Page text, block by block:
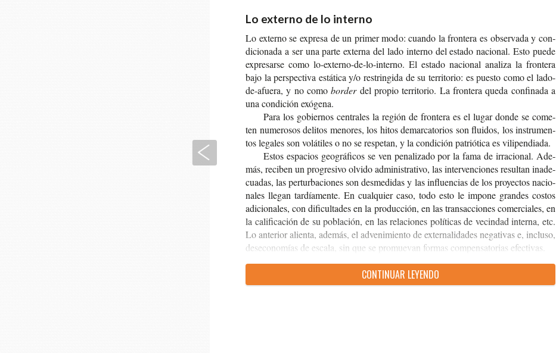
Anterior
Lo externo de lo interno
Lo externo se expre­sa de un pri­mer modo: cuan­do la fron­te­ra es obser­va­da y con­
di­cio­na­da a ser una parte exter­na del lado interno del esta­do nacio­nal. Esto puede
expre­sar­se como lo-​externo-de-lo-interno. El esta­do nacio­nal ana­li­za la fron­te­ra
bajo la pers­pec­ti­va está­ti­ca y/o res­trin­gi­da de su terri­to­rio: es pues­to como el lado-​
de-afuera, y no comoborderdel pro­pio terri­to­rio. La fron­te­ra queda con­fi­na­da a
una con­di­ción exógena.
Para los gobier­nos cen­tra­les la región de fron­te­ra es el lugar donde se come­
ten nume­ro­sos deli­tos meno­res, los hitos demar­ca­to­rios son flui­dos, los ins­tru­men­
tos lega­les son volá­ti­les o no se res­pe­tan, y la con­di­ción patrió­ti­ca es vilipendiada.
Estos espa­cios geo­grá­fi­cos se ven pena­li­za­do por la fama de irra­cio­nal. Ade­
más, reci­ben un pro­gre­si­vo olvi­do admi­nis­tra­ti­vo, las inter­ven­cio­nes resul­tan inade­
cua­das, las per­tur­ba­cio­nes son des­me­di­das y las influen­cias de los pro­yec­tos nacio­
na­les lle­gan tar­día­men­te. En cual­quier caso, todo esto le impo­ne gran­des cos­tos
adi­cio­na­les, con difi­cul­ta­des en la pro­duc­ción, en las transac­cio­nes comer­cia­les, en
la cali­fi­ca­ción de su pobla­ción, en las rela­cio­nes polí­ti­cas de vecin­dad inter­na, etc.
Lo ante­rior alien­ta, ade­más, el adve­ni­mien­to de exter­na­li­da­des nega­ti­vas e, inclu­so,
deseco­no­mías de esca­la, sin que se pro­mue­van for­mas com­pen­sa­to­rias efectivas.
CON­TI­NUAR LEYENDO